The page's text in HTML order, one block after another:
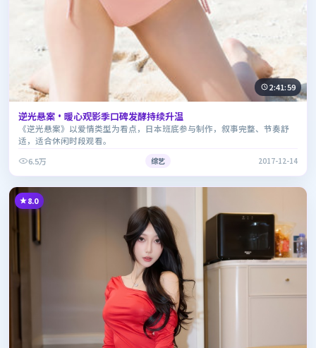
2:41:59
逆光悬案·暖心观影季口碑发酵持续升温
《逆光悬案》以爱情类型为看点，日本班底参与制作，叙事完整、节奏舒
适，适合休闲时段观看。
6.5万
综艺 2017-12-14
8.0